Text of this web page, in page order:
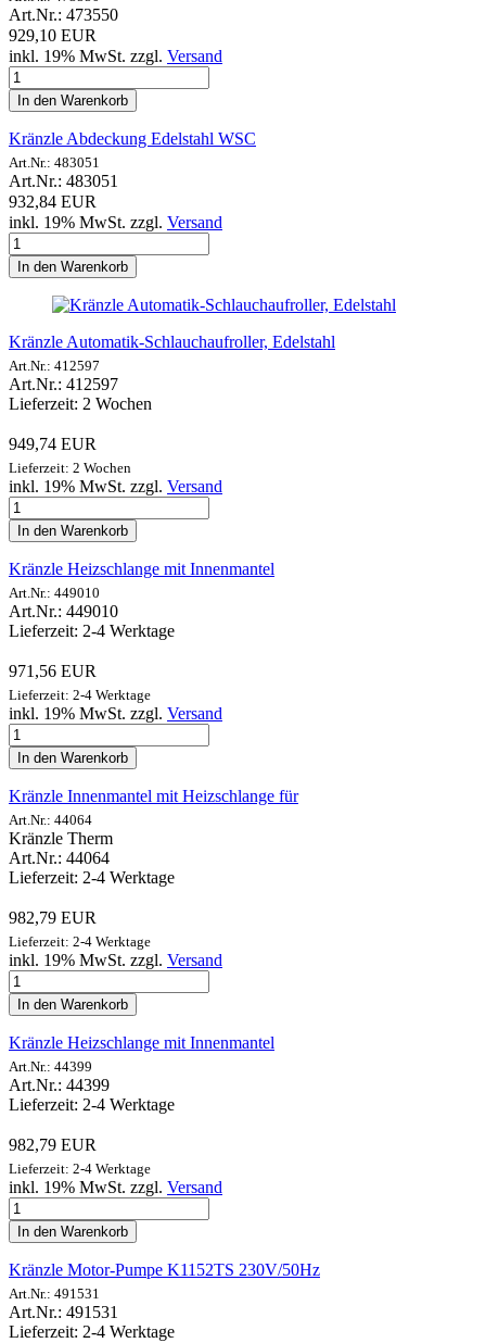
Art.Nr.: 473550
929,10 EUR
inkl. 19% MwSt. zzgl. Versand
In den Warenkorb
Kränzle Abdeckung Edelstahl WSC
Art.Nr.: 483051
Art.Nr.: 483051
932,84 EUR
inkl. 19% MwSt. zzgl. Versand
In den Warenkorb
Kränzle Automatik-Schlauchaufroller, Edelstahl
Art.Nr.: 412597
Art.Nr.: 412597
Lieferzeit: 2 Wochen
949,74 EUR
Lieferzeit: 2 Wochen
inkl. 19% MwSt. zzgl. Versand
In den Warenkorb
Kränzle Heizschlange mit Innenmantel
Art.Nr.: 449010
Art.Nr.: 449010
Lieferzeit: 2-4 Werktage
971,56 EUR
Lieferzeit: 2-4 Werktage
inkl. 19% MwSt. zzgl. Versand
In den Warenkorb
Kränzle Innenmantel mit Heizschlange für
Art.Nr.: 44064
Kränzle Therm
Art.Nr.: 44064
Lieferzeit: 2-4 Werktage
982,79 EUR
Lieferzeit: 2-4 Werktage
inkl. 19% MwSt. zzgl. Versand
In den Warenkorb
Kränzle Heizschlange mit Innenmantel
Art.Nr.: 44399
Art.Nr.: 44399
Lieferzeit: 2-4 Werktage
982,79 EUR
Lieferzeit: 2-4 Werktage
inkl. 19% MwSt. zzgl. Versand
In den Warenkorb
Kränzle Motor-Pumpe K1152TS 230V/50Hz
Art.Nr.: 491531
Art.Nr.: 491531
Lieferzeit: 2-4 Werktage